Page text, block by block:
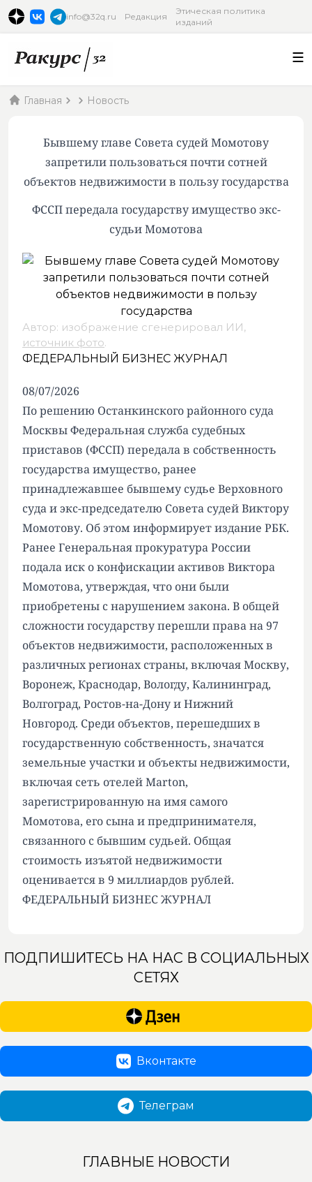
info@32q.ru Редакция
Этическая политика
изданий
Главная Новость
Бывшему главе Совета судей Момотову
запретили пользоваться почти сотней
объектов недвижимости в пользу государства
ФССП передала государству имущество экс-
судьи Момотова
Автор: изображение сгенерировал ИИ,
источник фото.
ФЕДЕРАЛЬНЫЙ БИЗНЕС ЖУРНАЛ
08/07/2026
По решению Останкинского районного суда
Москвы Федеральная служба судебных
приставов (ФССП) передала в собственность
государства имущество, ранее
принадлежавшее бывшему судье Верховного
суда и экс-председателю Совета судей Виктору
Момотову. Об этом информирует издание РБК.
Ранее Генеральная прокуратура России
подала иск о конфискации активов Виктора
Момотова, утверждая, что они были
приобретены с нарушением закона. В общей
сложности государству перешли права на 97
объектов недвижимости, расположенных в
различных регионах страны, включая Москву,
Воронеж, Краснодар, Вологду, Калининград,
Волгоград, Ростов-на-Дону и Нижний
Новгород. Среди объектов, перешедших в
государственную собственность, значатся
земельные участки и объекты недвижимости,
включая сеть отелей Marton,
зарегистрированную на имя самого
Момотова, его сына и предпринимателя,
связанного с бывшим судьей. Общая
стоимость изъятой недвижимости
оценивается в 9 миллиардов рублей.
ФЕДЕРАЛЬНЫЙ БИЗНЕС ЖУРНАЛ
ПОДПИШИТЕСЬ НА НАС В СОЦИАЛЬНЫХ
СЕТЯХ
Вконтакте
Телеграм
ГЛАВНЫЕ НОВОСТИ